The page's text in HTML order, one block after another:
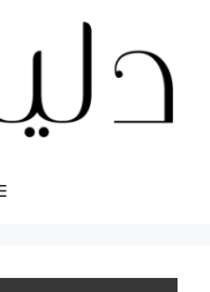
المحتوى